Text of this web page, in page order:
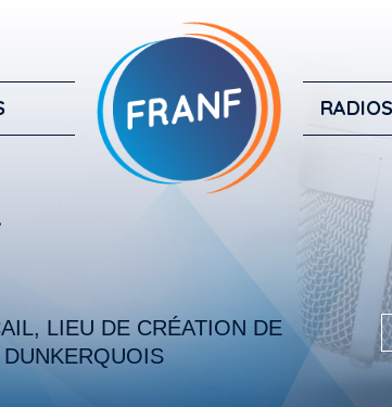
RADIOS
LIEU DE CRÉATION DE